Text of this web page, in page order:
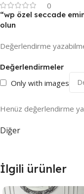
0
Değerlendirmeler
Only with images
Henüz değerlendirme
“wp özel seccade
olun
Değerlendirme
Diğer
İlgili ürünler